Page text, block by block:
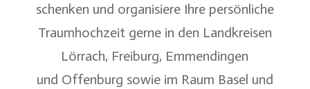
schenken und organisiere Ihre persönliche
Traumhochzeit gerne in den Landkreisen
Lörrach, Freiburg, Emmendingen
und Offenburg sowie im Raum Basel und